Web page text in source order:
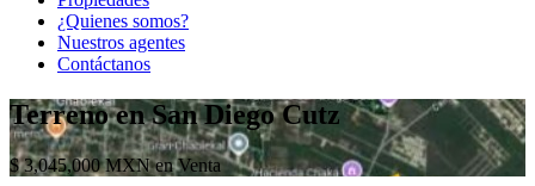
¿Quienes somos?
Nuestros agentes
Contáctanos
Terreno en San Diego Cutz
$ 3,045,000 MXN en Venta